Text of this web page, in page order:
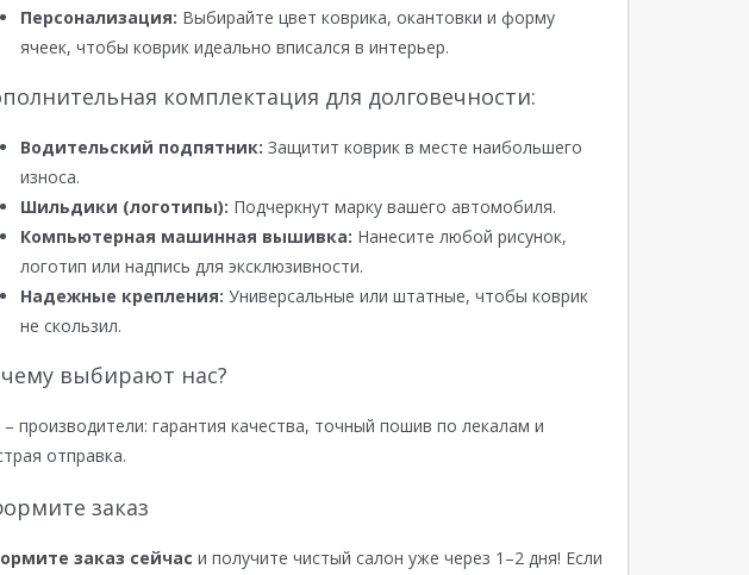
Персонализация: Выбирайте цвет коврика, окантовки и форму
ячеек, чтобы коврик идеально вписался в интерьер.
комплектация для долговечности:
Водительский подпятник: Защитит коврик в месте наибольшего
износа.
Шильдики (логотипы): Подчеркнут марку вашего автомобиля.
Компьютерная машинная вышивка: Нанесите любой рисунок,
логотип или надпись для эксклюзивности.
Надежные крепления: Универсальные или штатные, чтобы коврик
не скользил.
выбирают нас?
производители: гарантия качества, точный пошив по лекалам и
отправка.
заказ
заказ сейчас и получите чистый салон уже через 1–2 дня! Если